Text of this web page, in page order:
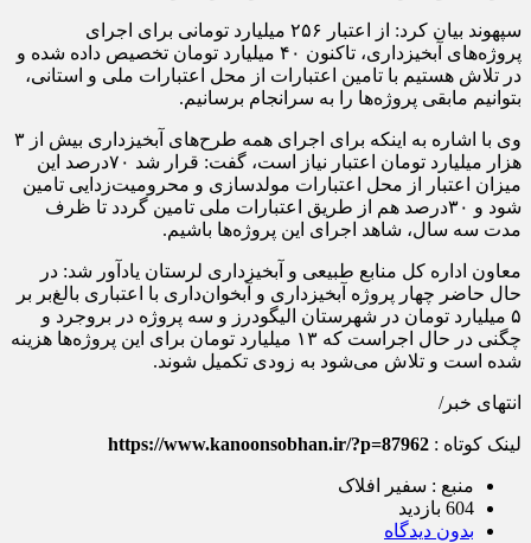
سپهوند بیان کرد: از اعتبار ۲۵۶ میلیارد تومانی برای اجرای
پروژه‌های آبخیزداری، تاکنون ۴۰ میلیارد تومان تخصیص داده شده و
در تلاش هستیم با تامین اعتبارات از محل اعتبارات ملی و استانی،
بتوانیم مابقی پروژه‌ها را به سرانجام برسانیم.
وی با اشاره به اینکه برای اجرای همه طرح‌های آبخیزداری بیش از ۳
هزار میلیارد تومان اعتبار نیاز است، گفت: قرار شد ۷۰درصد این
میزان اعتبار از محل اعتبارات مولدسازی و محرومیت‌زدایی تامین
شود و ۳۰درصد هم از طریق اعتبارات ملی تامین گردد تا ظرف
مدت سه سال، شاهد اجرای این پروژه‌ها باشیم.
معاون اداره‌ کل منابع طبیعی و آبخیزداری لرستان یادآور شد: در
حال حاضر چهار پروژه آبخیزداری و آبخوان‌داری با اعتباری بالغ‌بر بر
۵ میلیارد تومان در شهرستان الیگودرز و سه پروژه در بروجرد و
چگنی در حال اجراست که ۱۳ میلیارد تومان برای این پروژه‌ها هزینه
شده است و تلاش می‌شود به زودی تکمیل شوند.
انتهای خبر/
لینک کوتاه : https://www.kanoonsobhan.ir/?p=87962
منبع : سفیر افلاک
604 بازدید
بدون دیدگاه